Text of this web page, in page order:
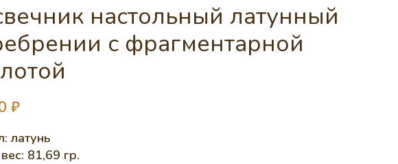
настольный латунный
с фрагментарной
₽
латунь
81,69 гр.